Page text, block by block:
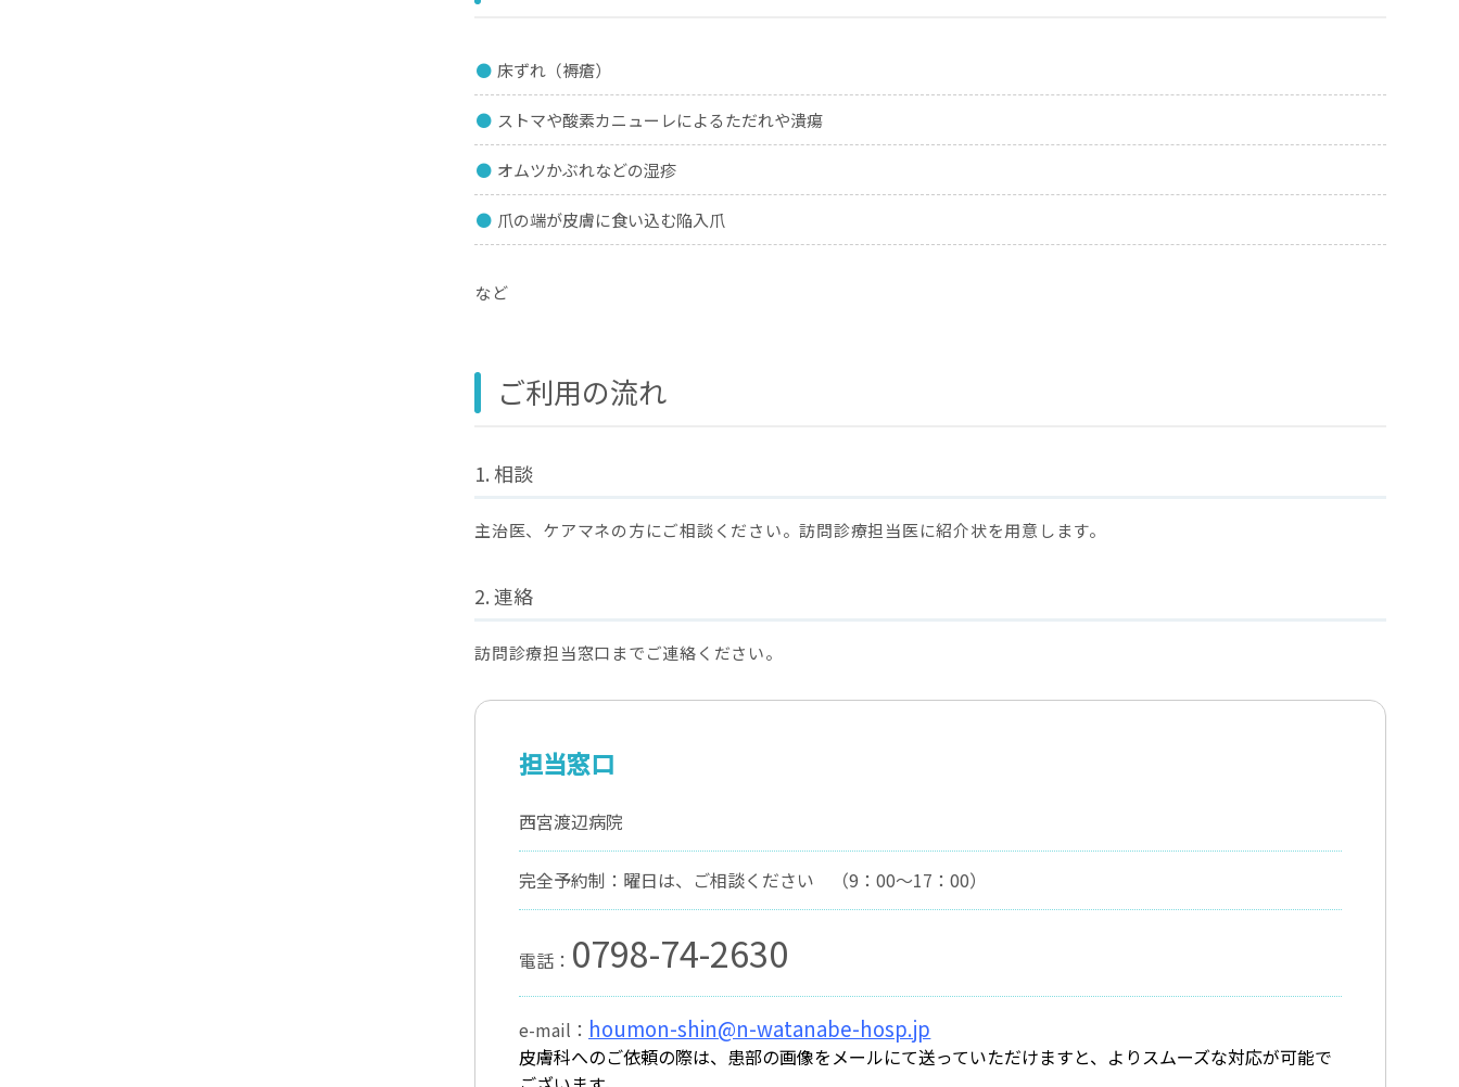
床ずれ（褥瘡）
ストマや酸素カニューレによるただれや潰瘍
オムツかぶれなどの湿疹
爪の端が皮膚に食い込む陥入爪
など
ご利用の流れ
1. 相談
主治医、ケアマネの方にご相談ください。訪問診療担当医に紹介状を用意します。
2. 連絡
訪問診療担当窓口までご連絡ください。
担当窓口
西宮渡辺病院
完全予約制：曜日は、ご相談ください （9：00～17：00）
電話： 0798-74-2630
e-mail： houmon-shin@n-watanabe-hosp.jp
皮膚科へのご依頼の際は、患部の画像をメールにて送っていただけますと、よりスムーズな対応が可能で